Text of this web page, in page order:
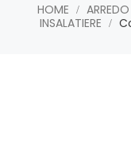
HOME
INSALATIERE